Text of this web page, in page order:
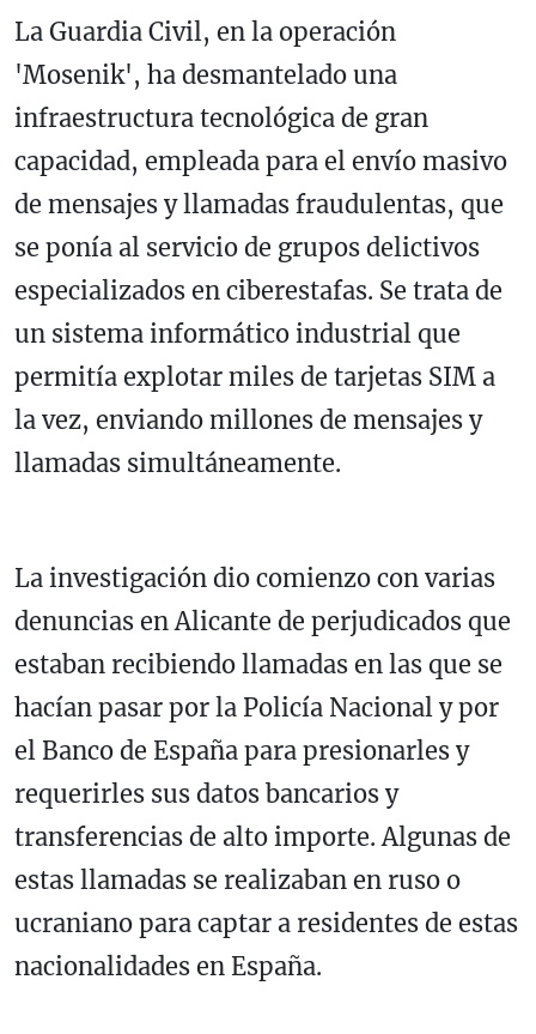
La Guardia Civil, en la operación
'Mosenik', ha desmantelado una
infraestructura tecnológica de gran
capacidad, empleada para el envío masivo
de mensajes y llamadas fraudulentas, que
se ponía al servicio de grupos delictivos
especializados en ciberestafas. Se trata de
un sistema informático industrial que
permitía explotar miles de tarjetas SIM a
la vez, enviando millones de mensajes y
llamadas simultáneamente.
La investigación dio comienzo con varias
denuncias en Alicante de perjudicados que
estaban recibiendo llamadas en las que se
hacían pasar por la Policía Nacional y por
el Banco de España para presionarles y
requerirles sus datos bancarios y
transferencias de alto importe. Algunas de
estas llamadas se realizaban en ruso o
ucraniano para captar a residentes de estas
nacionalidades en España.